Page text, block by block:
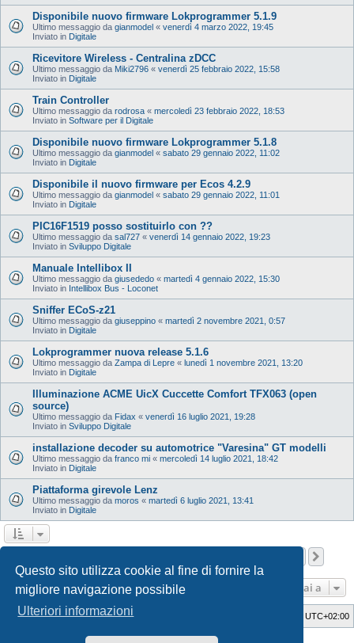
Questo sito utilizza cookie al fine di fornire la
migliore navigazione possibile
Ulteriori informazioni
Disponibile nuovo firmware Lokprogrammer 5.1.9
Ultimo messaggio da gianmodel « venerdì 4 marzo 2022, 19:45
Inviato in Digitale
Ricevitore Wireless - Centralina zDCC
Ultimo messaggio da Miki2796 « venerdì 25 febbraio 2022, 15:58
Inviato in Digitale
Train Controller
Ultimo messaggio da rodrosa « mercoledì 23 febbraio 2022, 18:53
Inviato in Software per il Digitale
Disponibile nuovo firmware Lokprogrammer 5.1.8
Ultimo messaggio da gianmodel « sabato 29 gennaio 2022, 11:02
Inviato in Digitale
Disponibile il nuovo firmware per Ecos 4.2.9
Ultimo messaggio da gianmodel « sabato 29 gennaio 2022, 11:01
Inviato in Digitale
PIC16F1519 posso sostituirlo con ??
Ultimo messaggio da sal727 « venerdì 14 gennaio 2022, 19:23
Inviato in Sviluppo Digitale
Manuale Intellibox II
Ultimo messaggio da giusededo « martedì 4 gennaio 2022, 15:30
Inviato in Intellibox Bus - Loconet
Sniffer ECoS-z21
Ultimo messaggio da giuseppino « martedì 2 novembre 2021, 0:57
Inviato in Digitale
Lokprogrammer nuova release 5.1.6
Ultimo messaggio da Zampa di Lepre « lunedì 1 novembre 2021, 13:20
Inviato in Digitale
Illuminazione ACME UicX Cuccette Comfort TFX063 (open
source)
Ultimo messaggio da Fidax « venerdì 16 luglio 2021, 19:28
Inviato in Sviluppo Digitale
installazione decoder su automotrice "Varesina" GT modelli
Ultimo messaggio da franco mi « mercoledì 14 luglio 2021, 18:42
Inviato in Digitale
Piattaforma girevole Lenz
Ultimo messaggio da moros « martedì 6 luglio 2021, 13:41
Inviato in Digitale
Vai a
Indice UTC+02:00
GTA game